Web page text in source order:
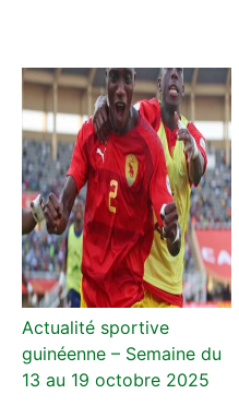
Actualité sportive
guinéenne – Semaine du
13 au 19 octobre 2025